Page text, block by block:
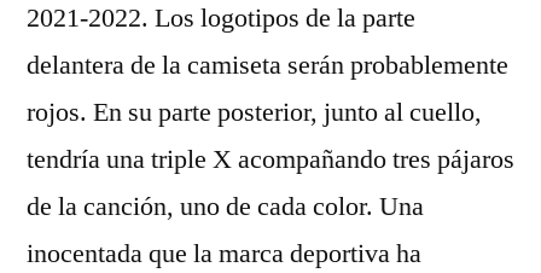
2021-2022. Los logotipos de la parte
delantera de la camiseta serán probablemente
rojos. En su parte posterior, junto al cuello,
tendría una triple X acompañando tres pájaros
de la canción, uno de cada color. Una
inocentada que la marca deportiva ha